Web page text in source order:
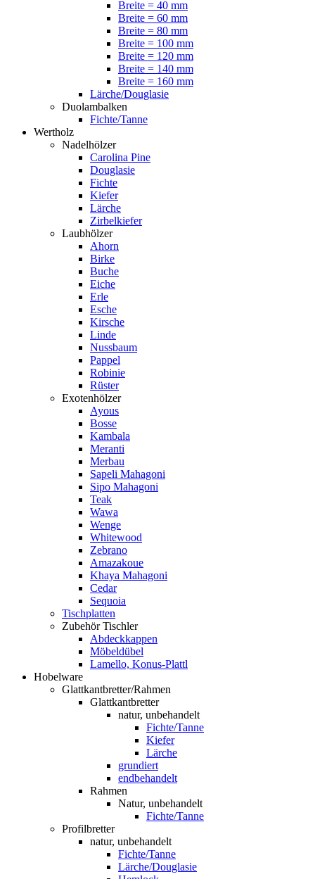
Breite = 40 mm
Breite = 60 mm
Breite = 80 mm
Breite = 100 mm
Breite = 120 mm
Breite = 140 mm
Breite = 160 mm
Lärche/Douglasie
Duolambalken
Fichte/Tanne
Wertholz
Nadelhölzer
Carolina Pine
Douglasie
Fichte
Kiefer
Lärche
Zirbelkiefer
Laubhölzer
Ahorn
Birke
Buche
Eiche
Erle
Esche
Kirsche
Linde
Nussbaum
Pappel
Robinie
Rüster
Exotenhölzer
Ayous
Bosse
Kambala
Meranti
Merbau
Sapeli Mahagoni
Sipo Mahagoni
Teak
Wawa
Wenge
Whitewood
Zebrano
Amazakoue
Khaya Mahagoni
Cedar
Sequoia
Tischplatten
Zubehör Tischler
Abdeckkappen
Möbeldübel
Lamello, Konus-Plattl
Hobelware
Glattkantbretter/Rahmen
Glattkantbretter
natur, unbehandelt
Fichte/Tanne
Kiefer
Lärche
grundiert
endbehandelt
Rahmen
Natur, unbehandelt
Fichte/Tanne
Profilbretter
natur, unbehandelt
Fichte/Tanne
Lärche/Douglasie